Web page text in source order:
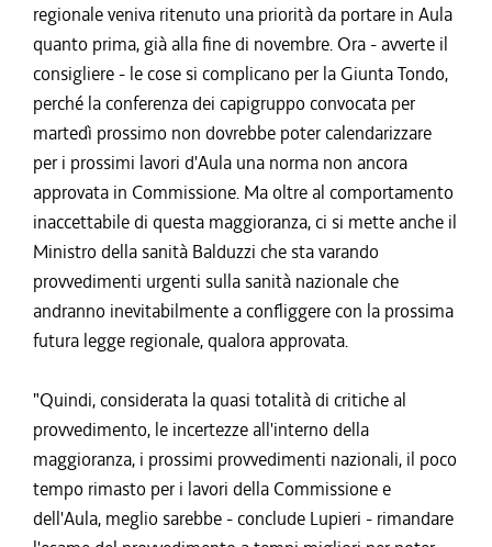
regionale veniva ritenuto una priorità da portare in Aula
quanto prima, già alla fine di novembre. Ora - avverte il
consigliere - le cose si complicano per la Giunta Tondo,
perché la conferenza dei capigruppo convocata per
martedì prossimo non dovrebbe poter calendarizzare
per i prossimi lavori d'Aula una norma non ancora
approvata in Commissione. Ma oltre al comportamento
inaccettabile di questa maggioranza, ci si mette anche il
Ministro della sanità Balduzzi che sta varando
provvedimenti urgenti sulla sanità nazionale che
andranno inevitabilmente a confliggere con la prossima
futura legge regionale, qualora approvata.
"Quindi, considerata la quasi totalità di critiche al
provvedimento, le incertezze all'interno della
maggioranza, i prossimi provvedimenti nazionali, il poco
tempo rimasto per i lavori della Commissione e
dell'Aula, meglio sarebbe - conclude Lupieri - rimandare